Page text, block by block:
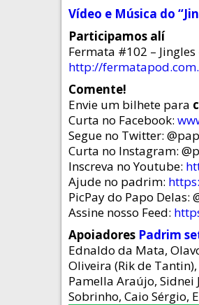
Vídeo e Música do
Participamos alí
Fermata #102 – Jingles
http://
Comente!
Envie um bilhete para
Curta no Facebook:
Segue no Twitter:
Curta no Instagram:
Inscreva no Youtube:
Ajude no padrim:
PicPay do Papo Delas:
Assine nosso Feed:
Apoiadores Padrim
Ednaldo da Mata,
Oliveira (Rik de
Pamella Araújo, Sidnei
Sobrinho, Caio Sérgio,